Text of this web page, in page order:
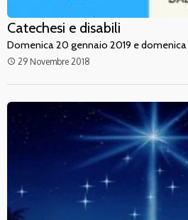
Catechesi e disabili
Domenica 20 gennaio 2019 e domenica
access_time 29 Novembre 2018